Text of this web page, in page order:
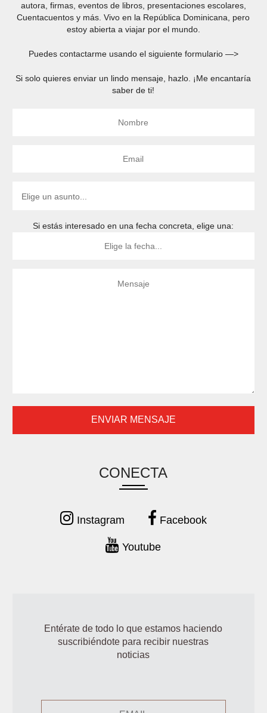
autora, firmas, eventos de libros, presentaciones escolares,
Cuentacuentos y más. Vivo en la República Dominicana, pero
estoy abierta a viajar por el mundo.
Puedes contactarme usando el siguiente formulario —>
Si solo quieres enviar un lindo mensaje, hazlo. ¡Me encantaría
saber de ti!
Si estás interesado en una fecha concreta, elige una:
CONECTA
Instagram Facebook
Youtube
Entérate de todo lo que estamos haciendo
suscribiéndote para recibir nuestras
noticias